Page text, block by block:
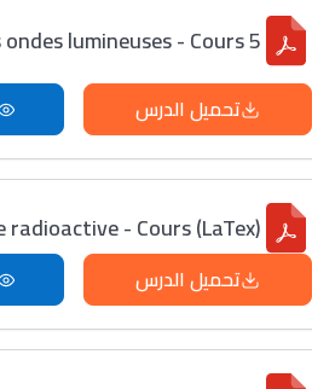
lumineuses - Cours 5
تحميل الدرس
radioactive - Cours (LaTex)
تحميل الدرس